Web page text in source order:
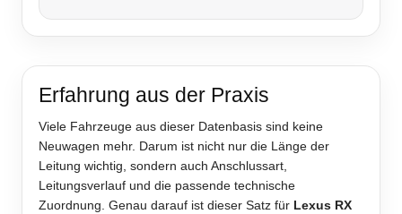
Erfahrung aus der Praxis
Viele Fahrzeuge aus dieser Datenbasis sind keine
Neuwagen mehr. Darum ist nicht nur die Länge der
Leitung wichtig, sondern auch Anschlussart,
Leitungsverlauf und die passende technische
Zuordnung. Genau darauf ist dieser Satz für Lexus RX